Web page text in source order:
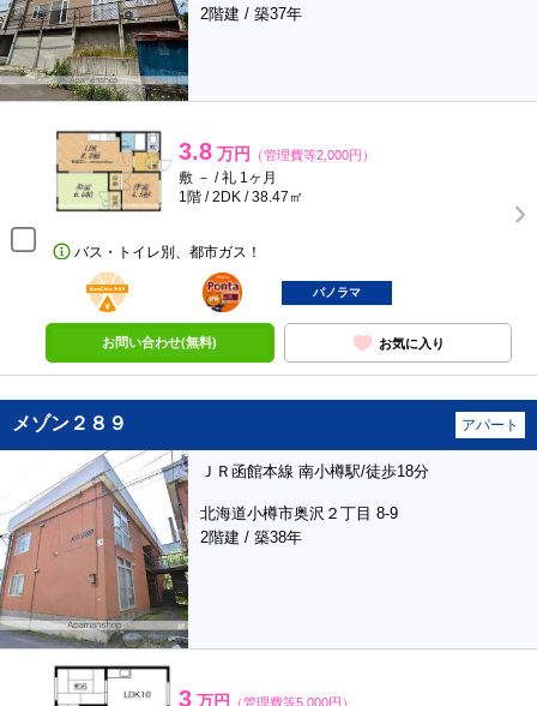
2階建 / 築37年
3.8 万円 （管理費等2,000円）
敷 － / 礼 1ヶ月
1階 / 2DK / 38.47㎡
バス・トイレ別、都市ガス！
BunChinPAY
ポンタ
部屋
パノラマ
お問い合わせ(無料) お気に入り
メゾン２８９ アパート
ＪＲ函館本線 南小樽駅/徒歩18分
北海道小樽市奥沢２丁目 8-9
2階建 / 築38年
3 万円 （管理費等5,000円）